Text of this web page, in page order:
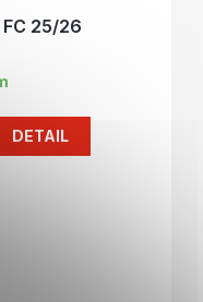
25/26
DETAIL